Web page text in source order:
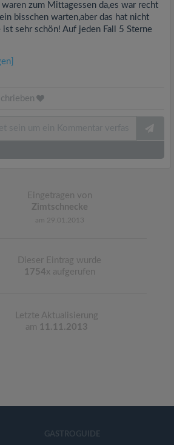
zum Mittagessen da,es war recht
bisschen warten,aber das hat nicht
sehr schön! Auf jeden Fall 5 Sterne
Eingetragen von
Zimtschnecke
am 29.01.2013
Dieser Eintrag wurde
1754x aufgerufen
Letzte Aktualisierung
am 11.11.2013
GASTROGUIDE